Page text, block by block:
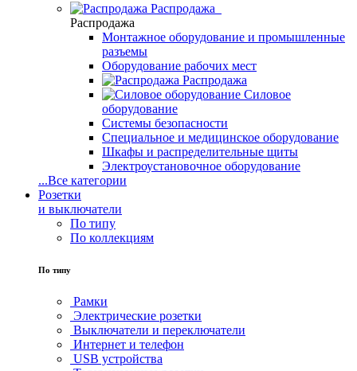
Распродажа
Распродажа
Монтажное оборудование и промышленные
разъемы
Оборудование рабочих мест
Распродажа
Силовое
оборудование
Системы безопасности
Специальное и медицинское оборудование
Шкафы и распределительные щиты
Электроустановочное оборудование
...Все категории
Розетки
и выключатели
По типу
По коллекциям
По типу
Рамки
Электрические розетки
Выключатели и переключатели
Интернет и телефон
USB устройства